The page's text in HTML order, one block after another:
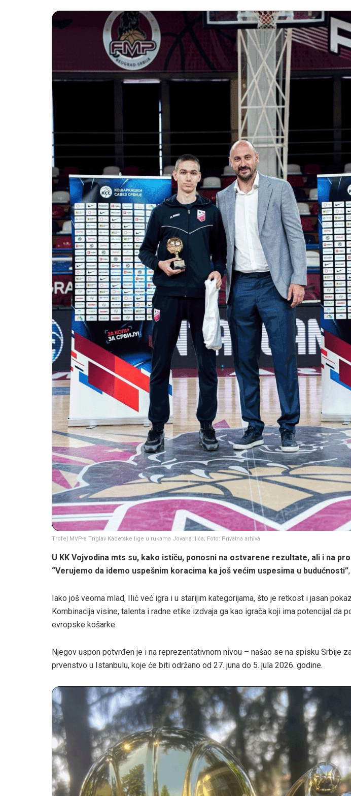
Trofej MVP-a Triglav Kadetske lige u rukama Jovana Ilića; Foto: Privatna arhiva
U KK Vojvodina mts su, kako ističu, ponosni na ostvarene rezultate, ali i na
“Verujemo da idemo uspešnim koracima ka još većim uspesima u budućnosti”
Iako još veoma mlad, Ilić već igra i u starijim kategorijama, što je retkost i jasan
Kombinacija visine, talenta i radne etike izdvaja ga kao igrača koji ima potencijal da
evropske košarke.
Njegov uspon potvrđen je i na reprezentativnom nivou – našao se na spisku Srbije
prvenstvo u Istanbulu, koje će biti održano od 27. juna do 5. jula 2026. godine.